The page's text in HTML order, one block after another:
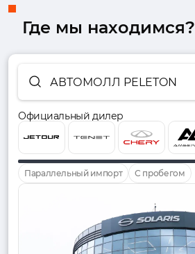
Где мы находимся?
АВТОМОЛЛ PELETON
Официальный дилер
Параллельный импорт С пробегом